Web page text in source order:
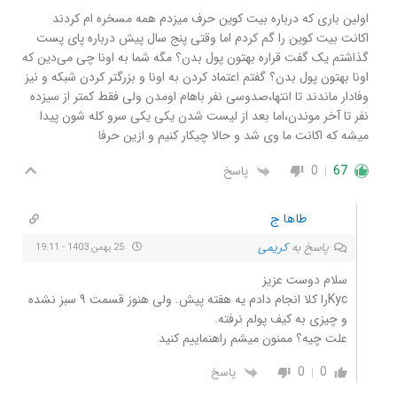
اولین باری که درباره بیت کوین حرف میزدم همه مسخره ام کردند
اکانت بیت کوین را گم کردم اما وقتی پنج سال پیش درباره پای پست
گذاشتم یک گفت قراره بهتون پول بدن؟ مگه شما به اونا چی می‌دین که
اونا بهتون پول بدن؟ گفتم اعتماد کردن به اونا و بزرگتر کردن شبکه و نیز
وفادار ماندند تا انتها،صدوسی نفر باهام اومدن ولی فقط کمتر از سیزده
نفر تا آخر موندن،اما بعد از لیست شدن یکی یکی سرو کله شون پیدا
میشه که اکانت ما وی شد و حالا چیکار کنیم و ازین حرفا
67
0 پاسخ
طاها ج
پاسخ بهکریمی
سلام دوست عزیز
Kycرا کلا انجام دادم یه هفته پیش. ولی هنوز قسمت ۹ سبز نشده
و چیزی به کیف پولم نرفته.
علت چیه؟ ممنون میشم راهنماییم کنید
0
0 پاسخ